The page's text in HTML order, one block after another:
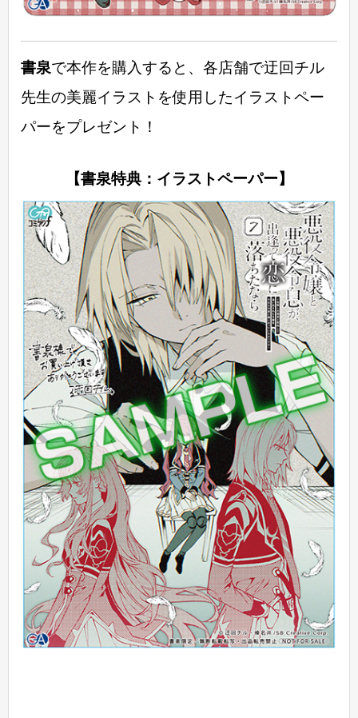
書泉で本作を購入すると、各店舗で迂回チル
先生の美麗イラストを使用したイラストペー
パーをプレゼント！
【書泉特典：イラストペーパー】